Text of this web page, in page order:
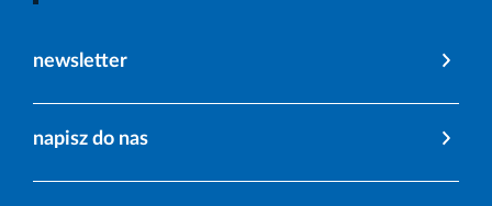
newsletter
napisz do nas